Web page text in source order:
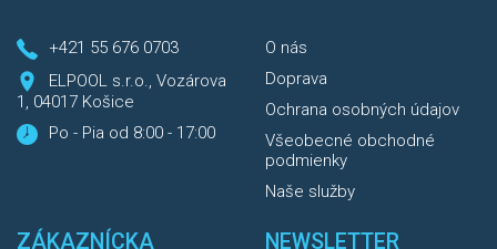
+421 55 676 0703
ELPOOL s.r.o., Vozárova
1, 04017 Košice
Po - Pia od 8:00 - 17:00
O nás
Doprava
Ochrana osobných údajov
Všeobecné obchodné
podmienky
Naše služby
ZÁKAZNÍCKA NEWSLETTER